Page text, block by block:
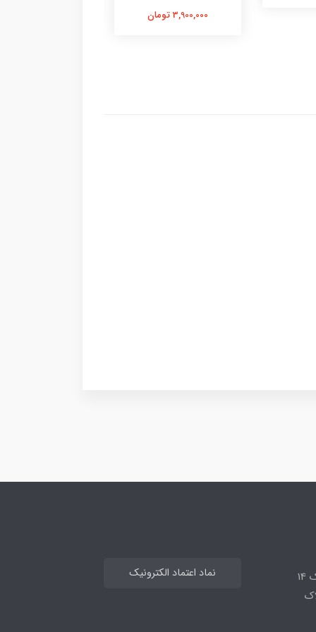
3,900,000 تومان
نماد اعتماد الکترونیک